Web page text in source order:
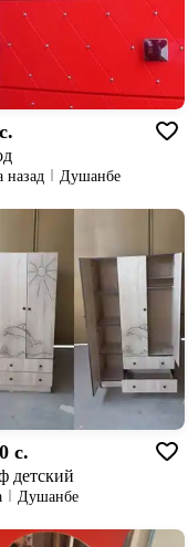
назад Душанбе
c.
детский
Душанбе